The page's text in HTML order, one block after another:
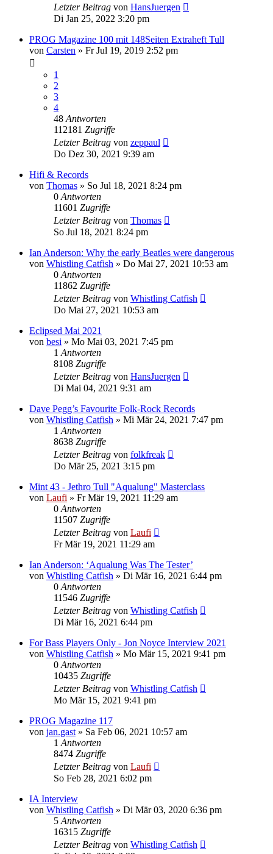
Letzter Beitrag von HansJuergen
Di Jan 25, 2022 3:20 pm
PROG Magazine 100 mit 148Seiten Extraheft Tull
von Carsten » Fr Jul 19, 2019 2:52 pm
1
2
3
4
48 Antworten
112181 Zugriffe
Letzter Beitrag von zeppaul
Do Dez 30, 2021 9:39 am
Hifi & Records
von Thomas » So Jul 18, 2021 8:24 pm
0 Antworten
11601 Zugriffe
Letzter Beitrag von Thomas
So Jul 18, 2021 8:24 pm
Ian Anderson: Why the early Beatles were dangerous
von Whistling Catfish » Do Mai 27, 2021 10:53 am
0 Antworten
11862 Zugriffe
Letzter Beitrag von Whistling Catfish
Do Mai 27, 2021 10:53 am
Eclipsed Mai 2021
von besi » Mo Mai 03, 2021 7:45 pm
1 Antworten
8108 Zugriffe
Letzter Beitrag von HansJuergen
Di Mai 04, 2021 9:31 am
Dave Pegg’s Favourite Folk-Rock Records
von Whistling Catfish » Mi Mär 24, 2021 7:47 pm
1 Antworten
8638 Zugriffe
Letzter Beitrag von folkfreak
Do Mär 25, 2021 3:15 pm
Mint 43 - Jethro Tull "Aqualung" Masterclass
von Laufi » Fr Mär 19, 2021 11:29 am
0 Antworten
11507 Zugriffe
Letzter Beitrag von Laufi
Fr Mär 19, 2021 11:29 am
Ian Anderson: ‘Aqualung Was The Tester’
von Whistling Catfish » Di Mär 16, 2021 6:44 pm
0 Antworten
11546 Zugriffe
Letzter Beitrag von Whistling Catfish
Di Mär 16, 2021 6:44 pm
For Bass Players Only - Jon Noyce Interview 2021
von Whistling Catfish » Mo Mär 15, 2021 9:41 pm
0 Antworten
10435 Zugriffe
Letzter Beitrag von Whistling Catfish
Mo Mär 15, 2021 9:41 pm
PROG Magazine 117
von jan.gast » Sa Feb 06, 2021 10:57 am
1 Antworten
8474 Zugriffe
Letzter Beitrag von Laufi
So Feb 28, 2021 6:02 pm
IA Interview
von Whistling Catfish » Di Mär 03, 2020 6:36 pm
5 Antworten
16315 Zugriffe
Letzter Beitrag von Whistling Catfish